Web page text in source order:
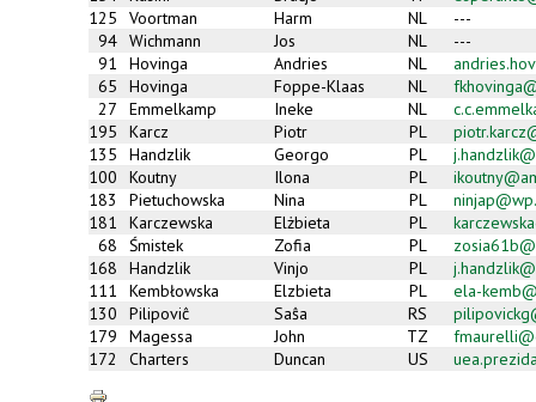
125
Voortman Harm NL
---
94 Wichmann Jos NL
---
91
Hovinga Andries NL
65
Hovinga Foppe-Klaas NL
27
Emmelkamp Ineke NL
195
Karcz Piotr PL
135
Handzlik Georgo PL
100
Koutny Ilona PL
183
Pietuchowska Nina PL
181
Karczewska Elżbieta PL
68
Śmistek Zofia PL
168
Handzlik Vinjo PL
111
Kembłowska Elzbieta PL
ela-
130
Pilipoviĉ Saŝa RS
179
Magessa John TZ
172
Charters Duncan US